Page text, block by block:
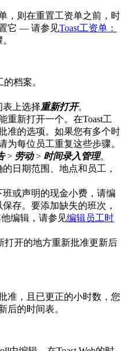
，则在重置工资单之前，时
它 — 请参见Toast工资单：
档案。
表上选择重新打开。
重新打开一个。在Toast工
准的选项。如果您有多个时
为每位员工重复这些步骤。
> 劳动> 时间录入管理。
日期范围、地点和员工，
或声明的现金小费，请编
存。要添加缺失的班次，
编辑，请参见编辑员工时
打开的地方重新批准更新后
准，且已更正的小时数，您
后的时间表。